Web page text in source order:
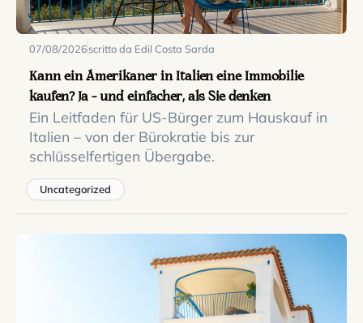
07/08/2026scritto da Edil Costa Sarda
Kann ein Amerikaner in Italien eine Immobilie
kaufen? Ja – und einfacher, als Sie denken
Ein Leitfaden für US-Bürger zum Hauskauf in
Italien – von der Bürokratie bis zur
schlüsselfertigen Übergabe.
Uncategorized